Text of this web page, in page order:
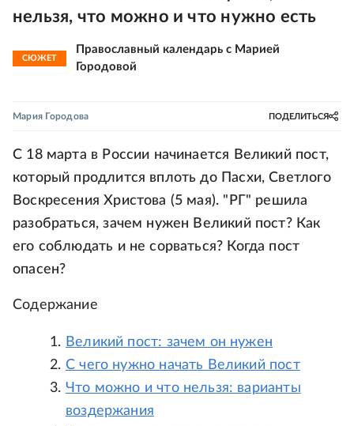
нельзя, что можно и что нужно есть
СЮЖЕТ
Православный календарь с Марией
Городовой
Мария Городова ПОДЕЛИТЬСЯ
С 18 марта в России начинается Великий пост,
который продлится вплоть до Пасхи, Светлого
Воскресения Христова (5 мая). "РГ" решила
разобраться, зачем нужен Великий пост? Как
его соблюдать и не сорваться? Когда пост
опасен?
Содержание
Великий пост: зачем он нужен
С чего нужно начать Великий пост
Что можно и что нельзя: варианты
воздержания